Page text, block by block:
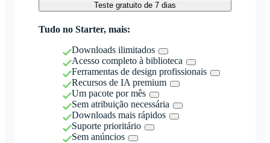
Teste gratuito de 7 dias
Tudo no Starter, mais:
Downloads ilimitados
Acesso completo à biblioteca
Ferramentas de design profissionais
Recursos de IA premium
Um pacote por mês
Sem atribuição necessária
Downloads mais rápidos
Suporte prioritário
Sem anúncios